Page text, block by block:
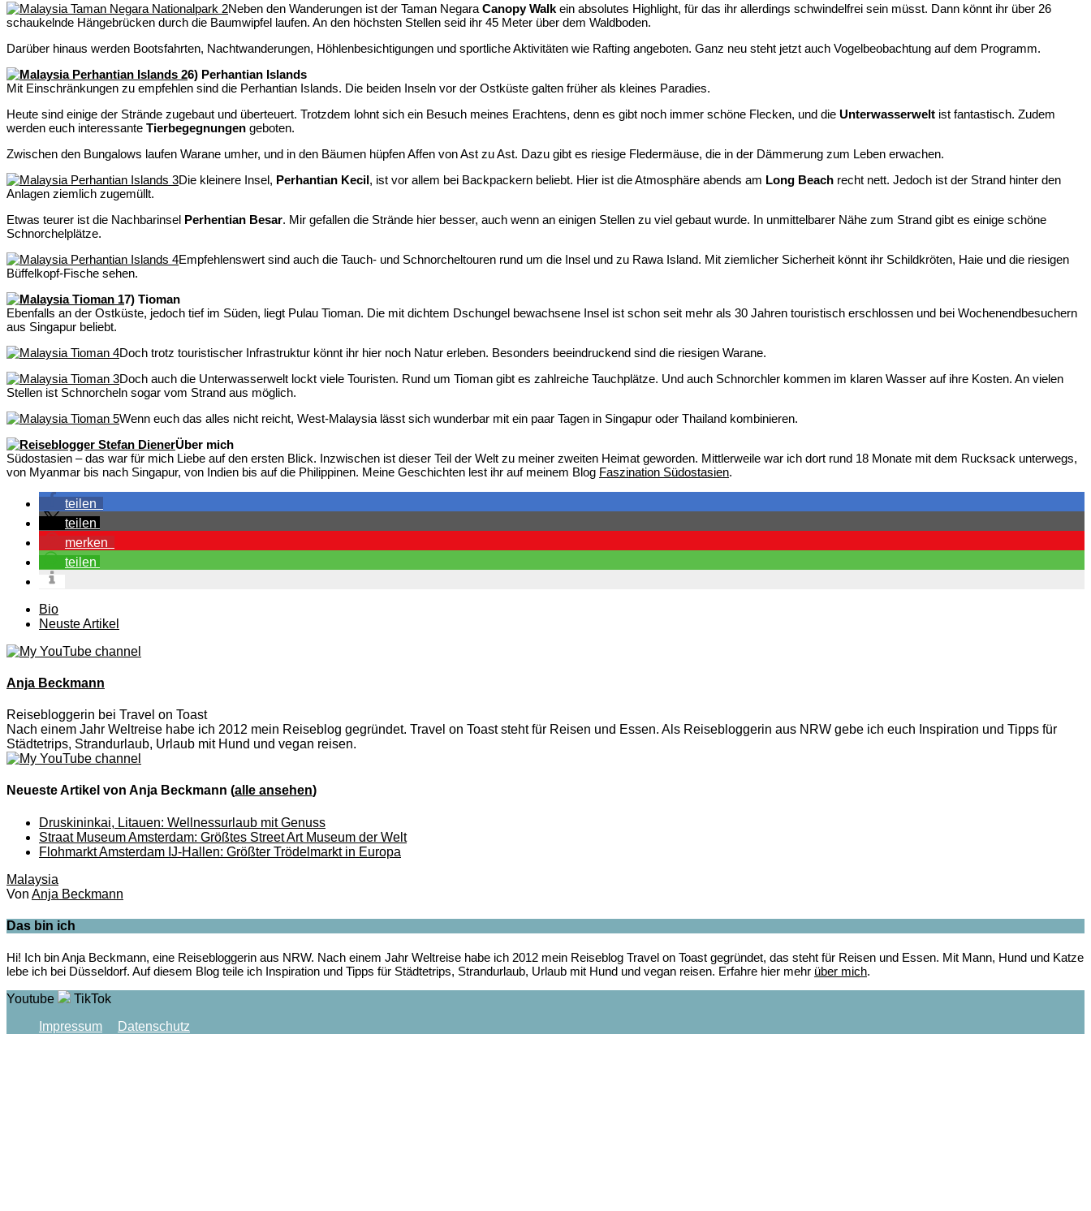
Neben den Wanderungen ist der Taman Negara Canopy Walk ein absolutes Highlight, für das ihr allerdings schwindelfrei sein müsst. Dann könnt ihr über 26
schaukelnde Hängebrücken durch die Baumwipfel laufen. An den höchsten Stellen seid ihr 45 Meter über dem Waldboden.
Darüber hinaus werden Bootsfahrten, Nachtwanderungen, Höhlenbesichtigungen und sportliche Aktivitäten wie Rafting angeboten. Ganz neu steht jetzt auch Vogelbeobachtung auf dem Programm.
6) Perhantian Islands
Mit Einschränkungen zu empfehlen sind die Perhantian Islands. Die beiden Inseln vor der Ostküste galten früher als kleines Paradies.
Heute sind einige der Strände zugebaut und überteuert. Trotzdem lohnt sich ein Besuch meines Erachtens, denn es gibt noch immer schöne Flecken, und die Unterwasserwelt ist fantastisch. Zudem
werden euch interessante Tierbegegnungen geboten.
Zwischen den Bungalows laufen Warane umher, und in den Bäumen hüpfen Affen von Ast zu Ast. Dazu gibt es riesige Fledermäuse, die in der Dämmerung zum Leben erwachen.
Die kleinere Insel, Perhantian Kecil, ist vor allem bei Backpackern beliebt. Hier ist die Atmosphäre abends am Long Beach recht nett. Jedoch ist der Strand hinter den
Anlagen ziemlich zugemüllt.
Etwas teurer ist die Nachbarinsel Perhentian Besar. Mir gefallen die Strände hier besser, auch wenn an einigen Stellen zu viel gebaut wurde. In unmittelbarer Nähe zum Strand gibt es einige schöne
Schnorchelplätze.
Empfehlenswert sind auch die Tauch- und Schnorcheltouren rund um die Insel und zu Rawa Island. Mit ziemlicher Sicherheit könnt ihr Schildkröten, Haie und die riesigen
Büffelkopf-Fische sehen.
7) Tioman
Ebenfalls an der Ostküste, jedoch tief im Süden, liegt Pulau Tioman. Die mit dichtem Dschungel bewachsene Insel ist schon seit mehr als 30 Jahren touristisch erschlossen und bei Wochenendbesuchern
aus Singapur beliebt.
Doch trotz touristischer Infrastruktur könnt ihr hier noch Natur erleben. Besonders beeindruckend sind die riesigen Warane.
Doch auch die Unterwasserwelt lockt viele Touristen. Rund um Tioman gibt es zahlreiche Tauchplätze. Und auch Schnorchler kommen im klaren Wasser auf ihre Kosten. An vielen
Stellen ist Schnorcheln sogar vom Strand aus möglich.
Wenn euch das alles nicht reicht, West-Malaysia lässt sich wunderbar mit ein paar Tagen in Singapur oder Thailand kombinieren.
Über mich
Südostasien – das war für mich Liebe auf den ersten Blick. Inzwischen ist dieser Teil der Welt zu meiner zweiten Heimat geworden. Mittlerweile war ich dort rund 18 Monate mit dem Rucksack unterwegs,
von Myanmar bis nach Singapur, von Indien bis auf die Philippinen. Meine Geschichten lest ihr auf meinem Blog Faszination Südostasien.
teilen
teilen
merken
teilen
The
following
tabs
content
Bio
Neuste Artikel
Anja Beckmann
Reisebloggerin bei Travel on Toast
Nach einem Jahr Weltreise habe ich 2012 mein Reiseblog gegründet. Travel on Toast steht für Reisen und Essen. Als Reisebloggerin aus NRW gebe ich euch Inspiration und Tipps für
Städtetrips, Strandurlaub, Urlaub mit Hund und vegan reisen.
Neueste Artikel von Anja Beckmann (alle ansehen)
Druskininkai, Litauen: Wellnessurlaub mit Genuss
Straat Museum Amsterdam: Größtes Street Art Museum der Welt
Flohmarkt Amsterdam IJ-Hallen: Größter Trödelmarkt in Europa
Malaysia
Von Anja Beckmann
Das bin ich
Hi! Ich bin Anja Beckmann, eine Reisebloggerin aus NRW. Nach einem Jahr Weltreise habe ich 2012 mein Reiseblog Travel on Toast gegründet, das steht für Reisen und Essen. Mit Mann, Hund und Katze
lebe ich bei Düsseldorf. Auf diesem Blog teile ich Inspiration und Tipps für Städtetrips, Strandurlaub, Urlaub mit Hund und vegan reisen. Erfahre hier mehr über mich.
Youtube
TikTok
Impressum
Datenschutz